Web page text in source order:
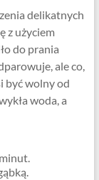
delikatnych
z użyciem
do prania
ale co,
być wolny od
woda, a